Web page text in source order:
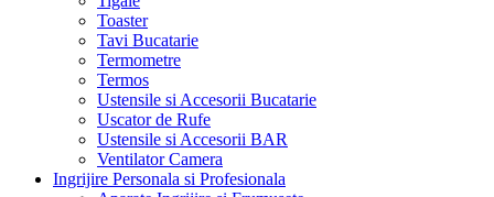
Toaster
Tavi Bucatarie
Termometre
Termos
Ustensile si Accesorii Bucatarie
Uscator de Rufe
Ustensile si Accesorii BAR
Ventilator Camera
Ingrijire Personala si Profesionala